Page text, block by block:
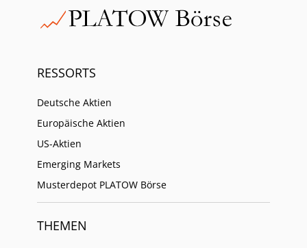
RESSORTS
Deutsche Aktien
Europäische Aktien
US-Aktien
Emerging Markets
Musterdepot PLATOW Börse
THEMEN